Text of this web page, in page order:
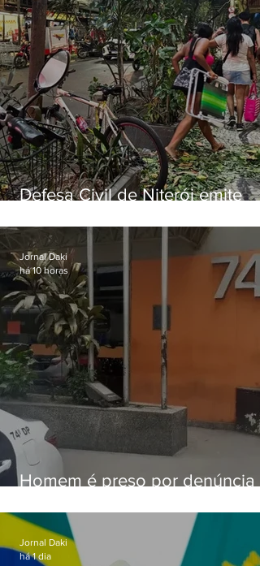
Defesa Civil de Niterói emite
sexta-feira (07)
Homem é preso por denúncia
Alcântara
Jornal Daki
há 10 horas
Jornal Daki
há 1 dia